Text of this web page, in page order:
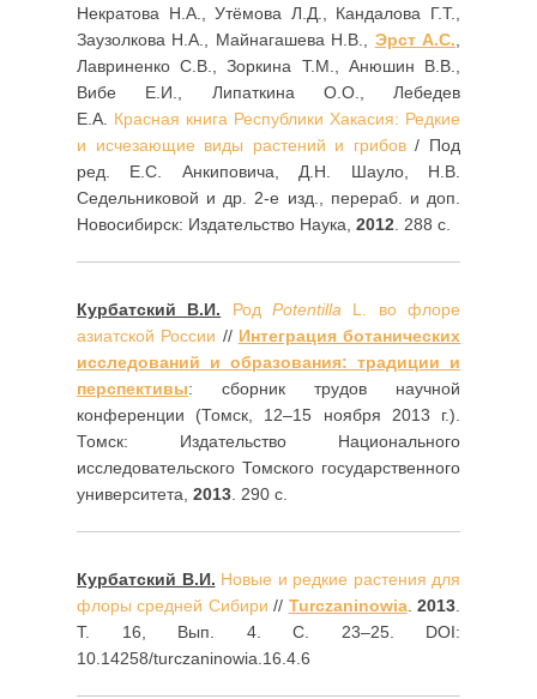
Некратова Н.А., Утёмова Л.Д., Кандалова Г.Т.,
Заузолкова Н.А., Майнагашева Н.В., Эрст А.С.,
Лавриненко С.В., Зоркина Т.М., Анюшин В.В.,
Вибе Е.И., Липаткина О.О., Лебедев
Е.А. Красная книга Республики Хакасия: Редкие
и исчезающие виды растений и грибов/ Под
ред. Е.С. Анкиповича, Д.Н. Шауло, Н.В.
Седельниковой и др. 2-е изд., перераб. и доп.
Новосибирск: Издательство Наука, 2012. 288 с.
Курбатский В.И. РодPotentilla L. во флоре
азиатской России // Интеграция ботанических
исследований и образования: традиции и
перспективы: сборник трудов научной
конференции (Томск, 12–15 ноября 2013 г.).
Томск: Издательство Национального
исследовательского Томского государственного
университета, 2013. 290 с.
Курбатский В.И. Новые и редкие растения для
флоры средней Сибири // Turczaninowia.2013.
Т. 16, Вып. 4. С. 23–25. DOI:
10.14258/turczaninowia.16.4.6